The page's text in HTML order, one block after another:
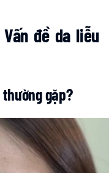
Vấn đề da liễu
gặp?